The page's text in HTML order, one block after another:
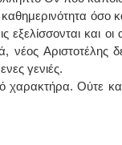
όσο
και
νέος Αριστοτέλης
γενιές.
χαρακτήρα. Ούτε
Ιφιγένεια
PAMP